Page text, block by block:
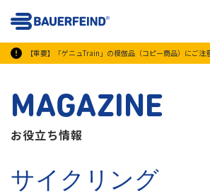
【重要】「ゲニュTrain」の模倣品（コピー商品）にご注
MAGAZINE
お役立ち情報
サイクリング